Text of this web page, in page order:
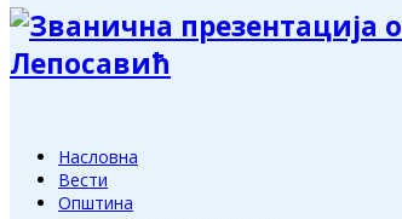
Лепосавић
Насловна
Вести
Општина